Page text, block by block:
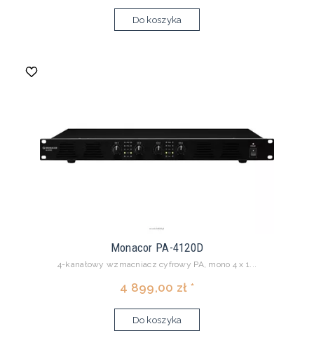
Do koszyka
Monacor PA-4120D
4-kanałowy wzmacniacz cyfrowy PA, mono 4 x 1...
4 899,00 zł *
Do koszyka